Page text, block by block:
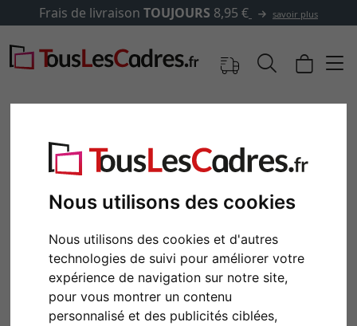
Nous utilisons des cookies
Nous utilisons des cookies et d'autres
technologies de suivi pour améliorer votre
expérience de navigation sur notre site,
pour vous montrer un contenu
personnalisé et des publicités ciblées,
Frais de livraison TOUJOURS 8,95 € savoir plus
Retour